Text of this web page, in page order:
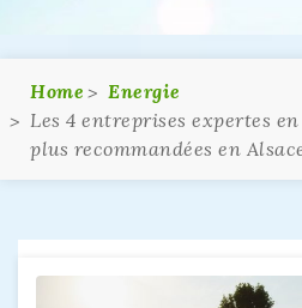
Home
Energie
Les 4 entreprises expertes
plus recommandées en